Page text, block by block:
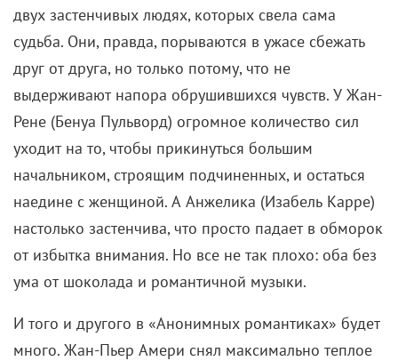
двух застенчивых людях, которых свела сама
судьба. Они, правда, порываются в ужасе сбежать
друг от друга, но только потому, что не
выдерживают напора обрушившихся чувств. У Жан-
Рене (Бенуа Пульворд) огромное количество сил
уходит на то, чтобы прикинуться большим
начальником, строящим подчиненных, и остаться
наедине с женщиной. А Анжелика (Изабель Карре)
настолько застенчива, что просто падает в обморок
от избытка внимания. Но все не так плохо: оба без
ума от шоколада и романтичной музыки.
И того и другого в «Анонимных романтиках» будет
много. Жан-Пьер Амери снял максимально теплое